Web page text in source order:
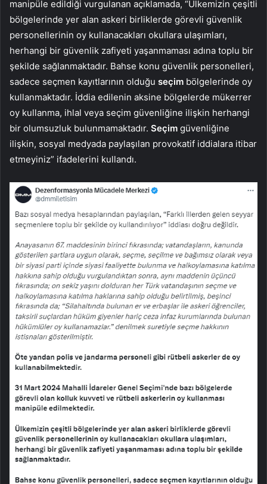
manipüle edildiği vurgulanan açıklamada, “Ülkemizin çeşitli
bölgelerinde yer alan askeri birliklerde görevli güvenlik
personellerinin oy kullanacakları okullara ulaşımları,
herhangi bir güvenlik zafiyeti yaşanmaması adına toplu bir
şekilde sağlanmaktadır. Bahse konu güvenlik personelleri,
sadece seçmen kayıtlarının olduğu seçim bölgelerinde oy
kullanmaktadır. İddia edilenin aksine bölgelerde mükerrer
oy kullanma, ihlal veya seçim güvenliğine ilişkin herhangi
bir olumsuzluk bulunmamaktadır. Seçim güvenliğine
ilişkin, sosyal medyada paylaşılan provokatif iddialara itibar
etmeyiniz” ifadelerini kullandı.